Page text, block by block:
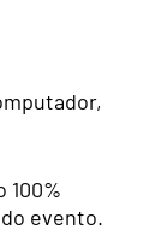
100%
evento.